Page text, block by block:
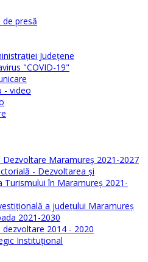
presă
Judeţene
"COVID-19"
- video
Dezvoltare Maramureș 2021-2027
- Dezvoltarea și
Turismului în Maramureș 2021-
a județului Maramureș
2021-2030
dezvoltare 2014 - 2020
Instituţional